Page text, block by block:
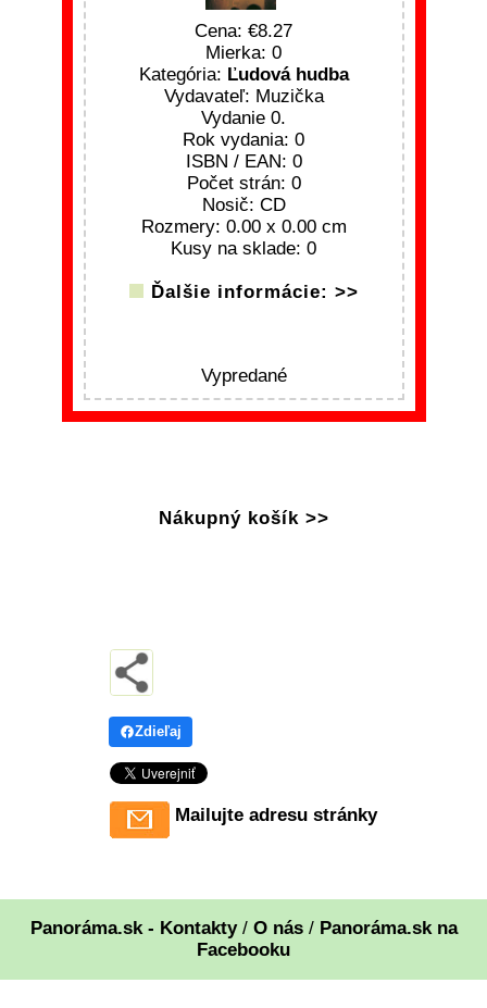
Cena:
8.27
Mierka: 0
Kategória: Ľudová hudba
Vydavateľ: Muzička
Vydanie 0.
Rok vydania: 0
ISBN / EAN: 0
Počet strán: 0
Nosič: CD
Rozmery: 0.00 x 0.00 cm
Kusy na sklade: 0
Ďalšie informácie: >>
Vypredané
Nákupný košík >>
Zdieľaj
Mailujte adresu stránky
Panoráma.sk - Kontakty/ O nás/ Panoráma.sk na
Facebooku